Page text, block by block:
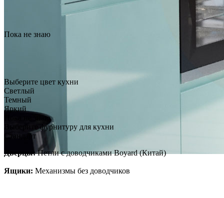
Пока не знаю
Выберите цвет кухни
Светлый
Темный
Яркий
Пока не знаю
Выберите фурнитуру для кухни
Стандарт
Дверцы:Петли с доводчиками Boyard (Китай)
Ящики: Механизмы без доводчиков